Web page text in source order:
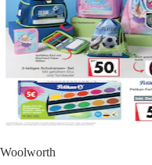
Woolworth